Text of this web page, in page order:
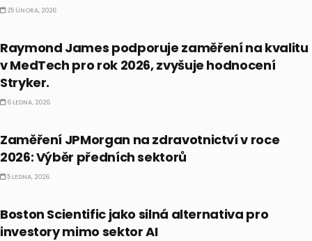
25 ÚNORA, 2026
Raymond James podporuje zaměření na kvalitu
v MedTech pro rok 2026, zvyšuje hodnocení
Stryker.
6 LEDNA, 2026
Zaměření JPMorgan na zdravotnictví v roce
2026: Výběr předních sektorů
5 LEDNA, 2026
Boston Scientific jako silná alternativa pro
investory mimo sektor AI